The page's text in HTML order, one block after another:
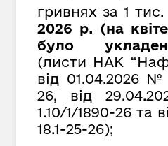
гривнях за 1
2026 р. (на
було
(листи НАК
від 01.04.2026 №
26, від 29.04
1.10/1/1890-26 та
18.1-25-26);